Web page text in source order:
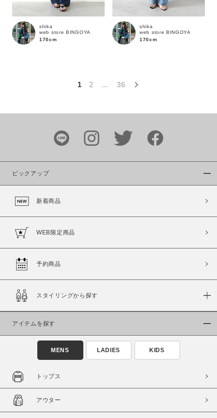
この条件で絞り込む
shika
web store BINGOYA
170cm
shika
web store BINGOYA
170cm
1 2 … 36
ピックアップ
新着商品
WEB限定商品
予約商品
スタイリングから探す
アイテムを探す
MENS LADIES KIDS
トップス
アウター